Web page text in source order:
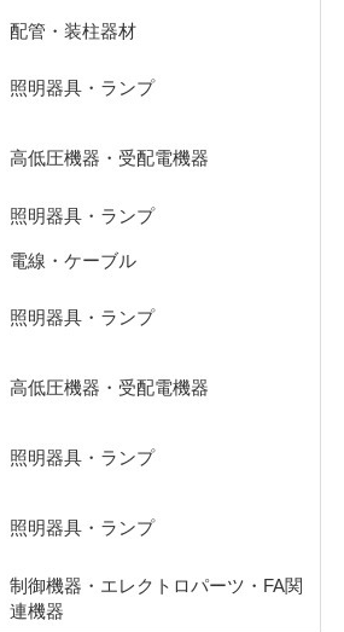
配管・装柱器材
照明器具・ランプ
高低圧機器・受配電機器
照明器具・ランプ
電線・ケーブル
照明器具・ランプ
高低圧機器・受配電機器
照明器具・ランプ
照明器具・ランプ
制御機器・エレクトロパーツ・FA関
連機器